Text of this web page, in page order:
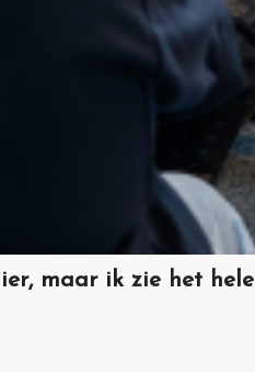
maar ik zie het hele